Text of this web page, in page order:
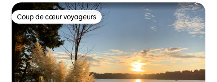
Coup de cœur voyageurs
Coup de cœur voyageurs